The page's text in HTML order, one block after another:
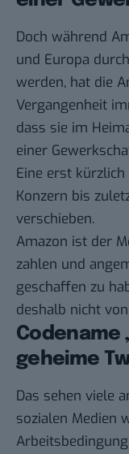
Doch während
und Europa
werden, hat die
Vergangenheit
dass sie im
einer
Eine erst
Konzern bis
verschieben.
Amazon ist der
zahlen und
geschaffen zu
deshalb nicht
Codename
geheime
Das sehen viele
sozialen Medien